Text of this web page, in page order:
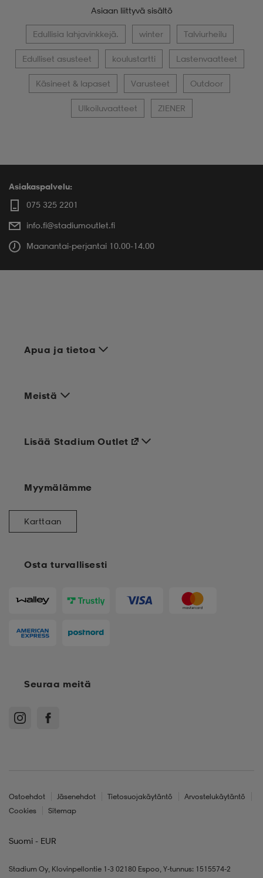
Asiaan liittyvä sisältö
Edullisia lahjavinkkejä. winter Talviurheilu
Edulliset asusteet koulustartti Lastenvaatteet
Käsineet & lapaset Varusteet Outdoor
Ulkoiluvaatteet ZIENER
Asiakaspalvelu:
075 325 2201
info.fi@stadiumoutlet.fi
Maanantai-perjantai 10.00-14.00
Apua ja tietoa
Meistä
Osta turvallisesti
Lisää Stadium Outlet
Myymälämme
Karttaan
Seuraa meitä
Ostoehdot Jäsenehdot Tietosuojakäytäntö
Arvostelukäytäntö
Cookies
Sitemap
Suomi - EUR
Stadium Oy, Klovinpellontie 1-3 02180 Espoo, Y-tunnus: 1515574-2